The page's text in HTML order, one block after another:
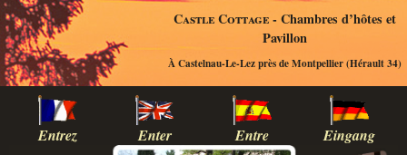
Castle Cottage- Chambres d’hôtes et
Pavillon
À Castelnau-Le-Lez près de Montpellier (Hérault 34)
Entrez Enter Entre Eingang